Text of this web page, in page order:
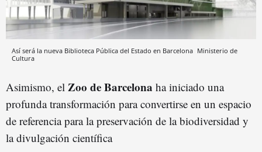
Así será la nueva Biblioteca Pública del Estado en Barcelona Ministerio de
Cultura
Asimismo, el Zoo de Barcelona ha iniciado una
profunda transformación para convertirse en un espacio
de referencia para la preservación de la biodiversidad y
la divulgación científica